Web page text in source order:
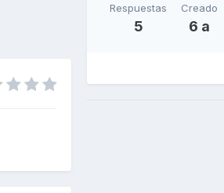
Respuestas
5
Creado
6 a